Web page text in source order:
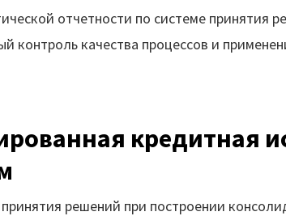
отчетности по системе принятия
контроль качества процессов и
кредитная
решений при построении